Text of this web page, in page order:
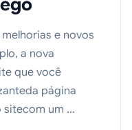
e novos
a nova
que você
página
um ...